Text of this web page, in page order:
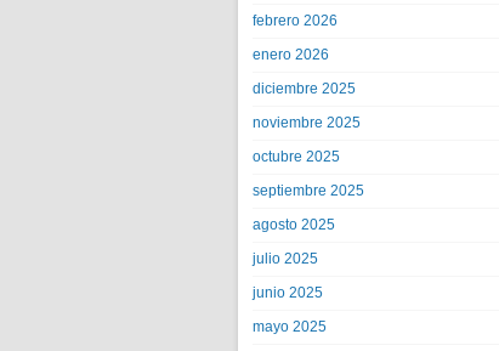
febrero 2026
enero 2026
diciembre 2025
noviembre 2025
octubre 2025
septiembre 2025
agosto 2025
julio 2025
junio 2025
mayo 2025